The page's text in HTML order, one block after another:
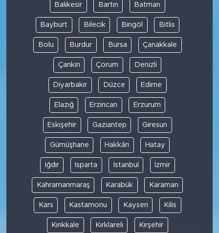
Balıkesir Bartın Batman
Bayburt Bilecik Bingöl Bitlis
Bolu Burdur Bursa Çanakkale
Çankırı Çorum Denizli
Diyarbakır Düzce Edirne
Elazığ Erzincan Erzurum
Eskişehir Gaziantep Giresun
Gümüşhane Hakkâri Hatay
Iğdır Isparta İstanbul İzmir
Kahramanmaraş Karabük Karaman
Kars Kastamonu Kayseri Kilis
Kırıkkale Kırklareli Kırşehir